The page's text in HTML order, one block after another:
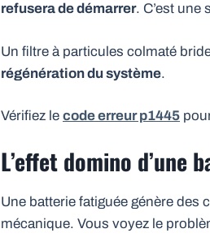
refusera de démarrer. C’est
Un filtre à particules colmaté
régénération du système.
Vérifiez le code erreur p1445
L’effet domino d’une
Une batterie fatiguée génère
mécanique. Vous voyez le